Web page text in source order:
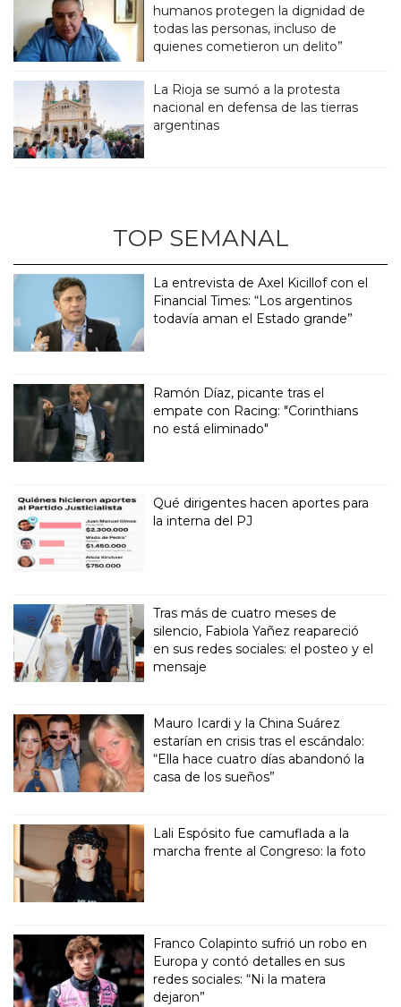
humanos protegen la dignidad de
todas las personas, incluso de
quienes cometieron un delito”
La Rioja se sumó a la protesta
nacional en defensa de las tierras
argentinas
TOP SEMANAL
La entrevista de Axel Kicillof con el
Financial Times: “Los argentinos
todavía aman el Estado grande”
Ramón Díaz, picante tras el
empate con Racing: "Corinthians
no está eliminado"
Qué dirigentes hacen aportes para
la interna del PJ
Tras más de cuatro meses de
silencio, Fabiola Yañez reapareció
en sus redes sociales: el posteo y el
mensaje
Mauro Icardi y la China Suárez
estarían en crisis tras el escándalo:
“Ella hace cuatro días abandonó la
casa de los sueños”
Lali Espósito fue camuflada a la
marcha frente al Congreso: la foto
Franco Colapinto sufrió un robo en
Europa y contó detalles en sus
redes sociales: “Ni la matera
dejaron”